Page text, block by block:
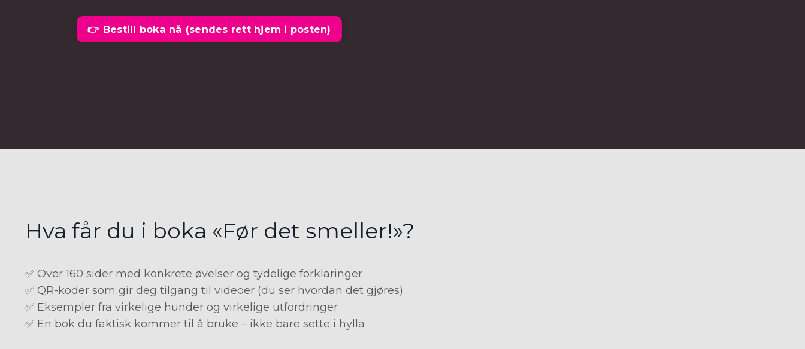
👉 Bestill boka nå (sendes rett hjem i posten)
Hva får du i boka «Før det smeller!»?
✅ Over 160 sider med konkrete øvelser og tydelige forklaringer
✅ QR-koder som gir deg tilgang til videoer (du ser hvordan det gjøres)
✅ Eksempler fra virkelige hunder og virkelige utfordringer
✅ En bok du faktisk kommer til å bruke – ikke bare sette i hylla